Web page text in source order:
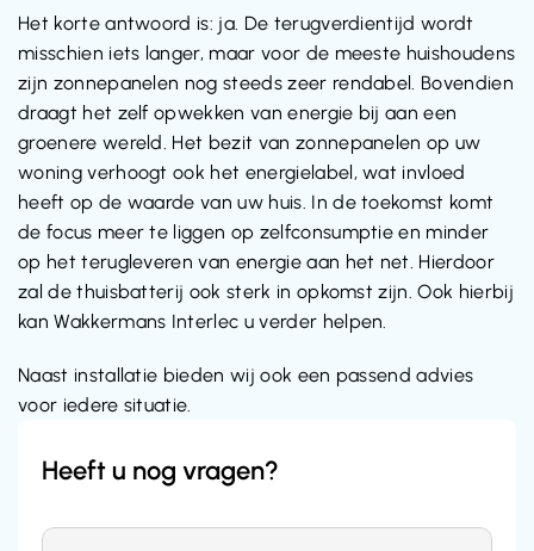
Het korte antwoord is: ja. De terugverdientijd wordt
misschien iets langer, maar voor de meeste huishoudens
zijn zonnepanelen nog steeds zeer rendabel. Bovendien
draagt het zelf opwekken van energie bij aan een
groenere wereld. Het bezit van zonnepanelen op uw
woning verhoogt ook het energielabel, wat invloed
heeft op de waarde van uw huis. In de toekomst komt
de focus meer te liggen op zelfconsumptie en minder
op het terugleveren van energie aan het net. Hierdoor
zal de thuisbatterij ook sterk in opkomst zijn. Ook hierbij
kan Wakkermans Interlec u verder helpen.
Naast installatie bieden wij ook een passend advies
voor iedere situatie.
Heeft u nog vragen?